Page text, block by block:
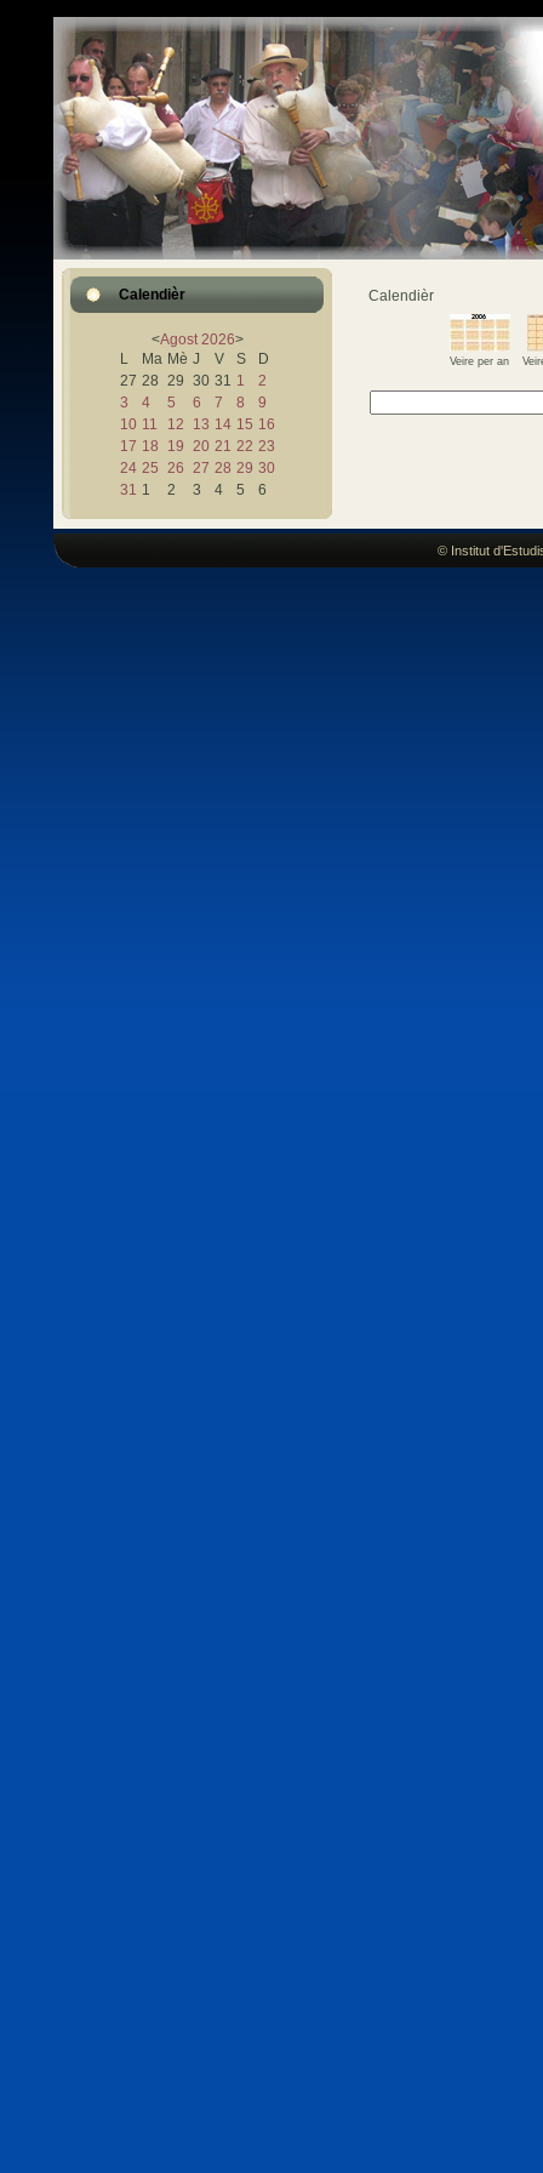
Calendièr
<Agost 2026>
L
Ma Mè J V S
D
27 28 29 30 31 1
2
3
4 5 6 7 8
9
10 11 12 13 14 15 16
17 18 19 20 21 22 23
24 25 26 27 28 29 30
31 1 2 3 4 5 6
Calendièr
Veire per an
© Institut